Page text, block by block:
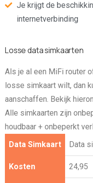
Je krijgt de
internetverbinding
Losse data simkaarten
Als je al een MiFi router
losse simkaart wilt, dan
aanschaffen. Bekijk
Alle simkaarten zijn
houdbaar + onbeperkt
Data Simkaart
Kosten
Data
24,95